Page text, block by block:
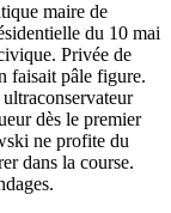
maire de
du 10 mai
Privée de
faisait pâle figure.
dès le premier
ne profite du
dans la course.